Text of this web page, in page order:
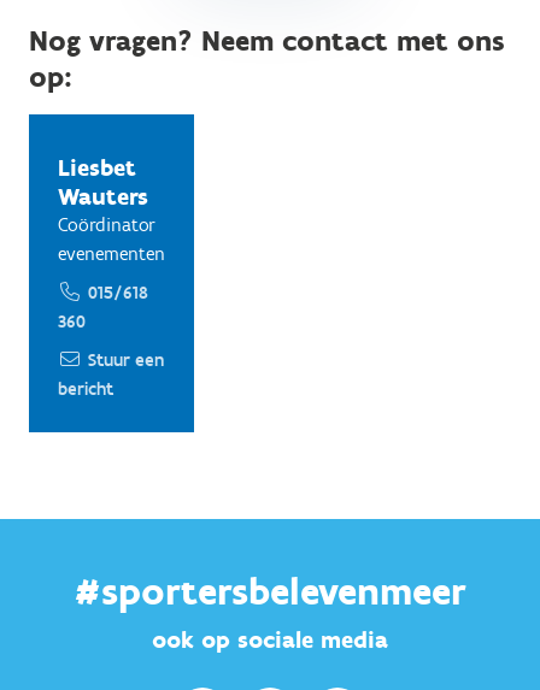
Nog vragen? Neem contact met ons
op:
Liesbet
Wauters
Coördinator
evenementen
015/618
360
Stuur een
bericht
#sportersbelevenmeer
ook op sociale media